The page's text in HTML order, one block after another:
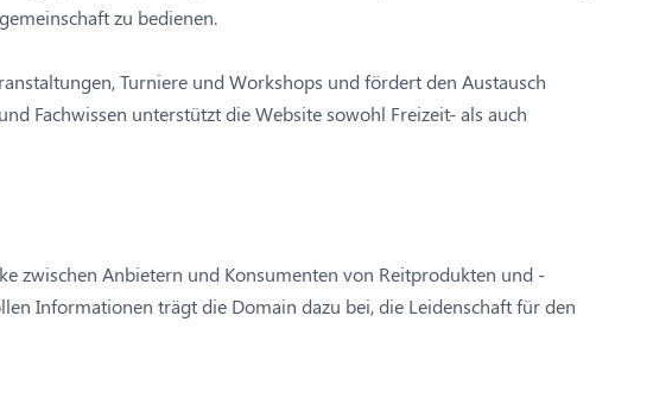
zu bedienen.
Turniere und Workshops und fördert den Austausch
Fachwissen unterstützt die Website sowohl Freizeit- als auch
zwischen Anbietern und Konsumenten von Reitprodukten und -
Informationen trägt die Domain dazu bei, die Leidenschaft für den